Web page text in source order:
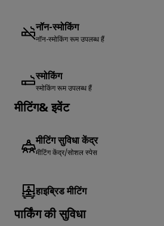
नॉन-स्मोकिंग
नॉन-स्मोकिंग रूम उपलब्ध हैं
स्मोकिंग
स्मोकिंग रूम उपलब्ध हैं
मीटिंग& इवेंट
मीटिंग सुविधा केंद्र
मीटिंग केंद्र/सोशल स्पेस
हाइब्रिड मीटिंग
पार्किंग की सुविधा